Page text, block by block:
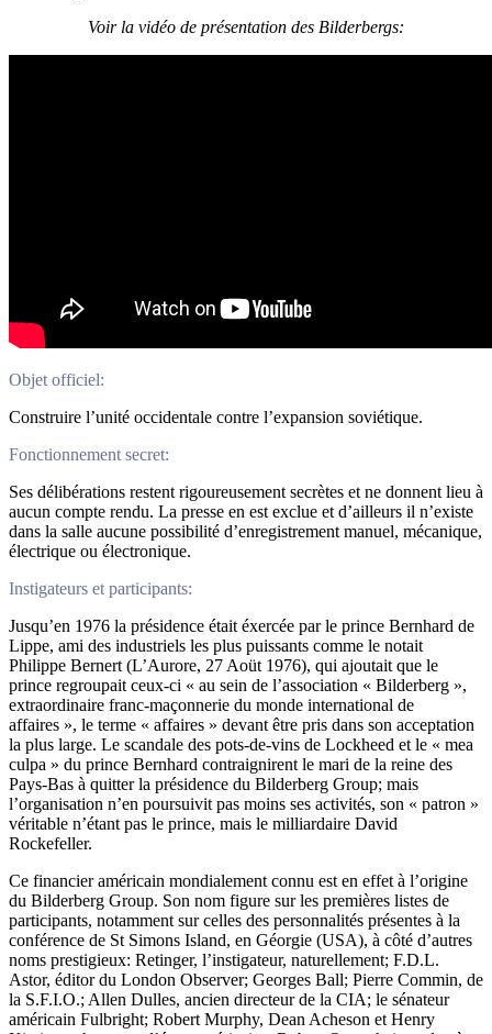
Voir la vidéo de présentation des Bilderbergs:
Objet officiel:
Construire l’unité occidentale contre l’expansion soviétique.
Fonctionnement secret:
Ses délibérations restent rigoureusement secrètes et ne donnent lieu à
aucun compte rendu. La presse en est exclue et d’ailleurs il n’existe
dans la salle aucune possibilité d’enregistrement manuel, mécanique,
électrique ou électronique.
Instigateurs et participants:
Jusqu’en 1976 la présidence était éxercée par le prince Bernhard de
Lippe, ami des industriels les plus puissants comme le notait
Philippe Bernert (L’Aurore, 27 Aoüt 1976), qui ajoutait que le
prince regroupait ceux-ci « au sein de l’association « Bilderberg »,
extraordinaire franc-maçonnerie du monde international de
affaires », le terme « affaires » devant être pris dans son acceptation
la plus large. Le scandale des pots-de-vins de Lockheed et le « mea
culpa » du prince Bernhard contraignirent le mari de la reine des
Pays-Bas à quitter la présidence du Bilderberg Group; mais
l’organisation n’en poursuivit pas moins ses activités, son « patron »
véritable n’étant pas le prince, mais le milliardaire David
Rockefeller.
Ce financier américain mondialement connu est en effet à l’origine
du Bilderberg Group. Son nom figure sur les premières listes de
participants, notamment sur celles des personnalités présentes à la
conférence de St Simons Island, en Géorgie (USA), à côté d’autres
noms prestigieux: Retinger, l’instigateur, naturellement; F.D.L.
Astor, éditor du London Observer; Georges Ball; Pierre Commin, de
la S.F.I.O.; Allen Dulles, ancien directeur de la CIA; le sénateur
américain Fulbright; Robert Murphy, Dean Acheson et Henry